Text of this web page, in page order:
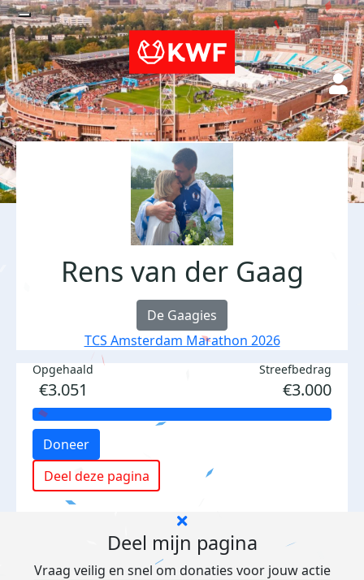
Rens van der Gaag
De Gaagies
TCS Amsterdam Marathon 2026
Opgehaald
€3.051
Streefbedrag
€3.000
Doneer
Deel deze pagina
Deel mijn pagina
Vraag veilig en snel om donaties voor jouw actie